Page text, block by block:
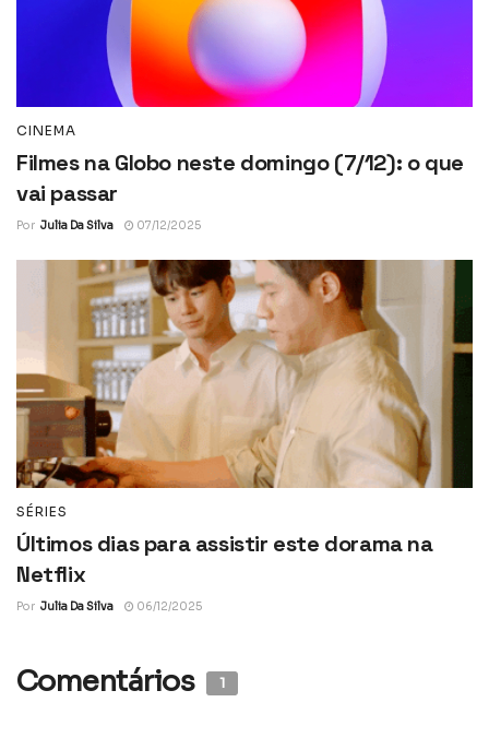
CINEMA
Filmes na Globo neste domingo (7/12): o que
vai passar
Por Julia Da Silva 07/12/2025
SÉRIES
Últimos dias para assistir este dorama na
Netflix
Por Julia Da Silva 06/12/2025
Comentários 1